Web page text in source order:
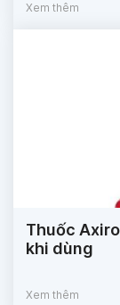
Xem thêm
Thuốc
khi dùng
Xem thêm